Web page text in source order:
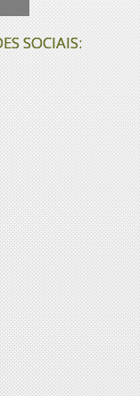
SOCIAIS: